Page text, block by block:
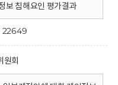
보 침해요인 평가결과
22649
원회